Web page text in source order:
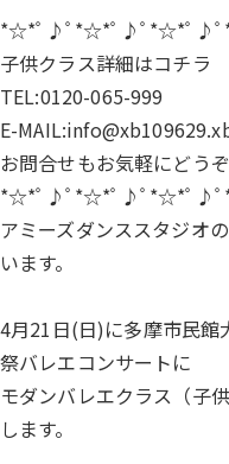
*☆*ﾟ♪ﾟ*☆*ﾟ♪ﾟ*☆*ﾟ♪
子供クラス詳細はコチラ
TEL:0120-065-999
E-
お問合せもお気軽にどう
*☆*ﾟ♪ﾟ*☆*ﾟ♪ﾟ*☆*ﾟ♪
アミーズダンススタジオ
います。
4月21日(日)に多摩市民館
祭バレエコンサートに
モダンバレエクラス（子
します。